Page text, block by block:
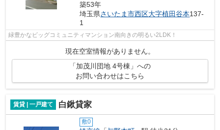
築53年
埼玉県さいたま市西区大字植田谷本137-
1
緑豊かなビッグコミュニティマンション南向きの明るい2LDK！
現在空室情報がありません。
「加茂川団地 4号棟」への
お問い合わせはこちら
賃貸 | 一戸建て 白鍬貸家
敷0